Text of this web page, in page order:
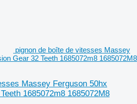
pignon de boîte de vitesses Massey
Gear 32 Teeth 1685072m8 1685072M8
Massey Ferguson 50hx
1685072m8 1685072M8